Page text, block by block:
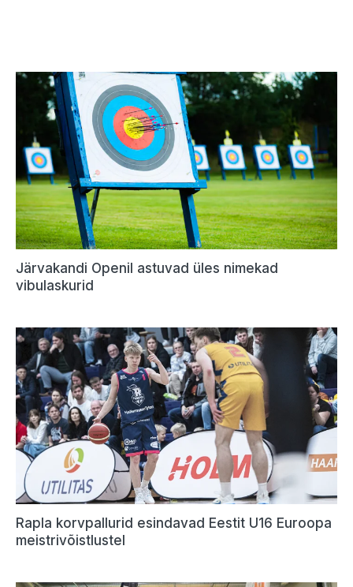
Järvakandi Openil astuvad üles nimekad
vibulaskurid
Rapla korvpallurid esindavad Eestit U16 Euroopa
meistrivõistlustel